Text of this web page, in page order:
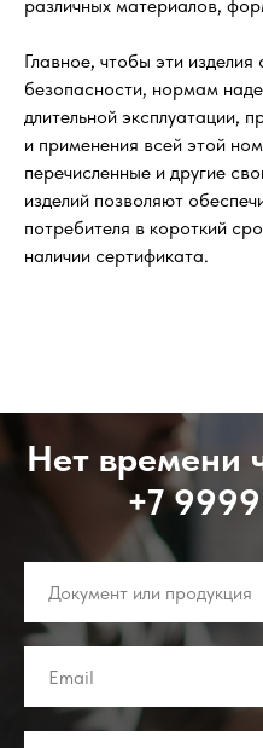
различных материалов,
Главное, чтобы эти
безопасности, нормам
длительной эксплуатации,
и применения всей этой
перечисленные и другие
изделий позволяют
потребителя в короткий
наличии сертификата.
Нет времени
+7